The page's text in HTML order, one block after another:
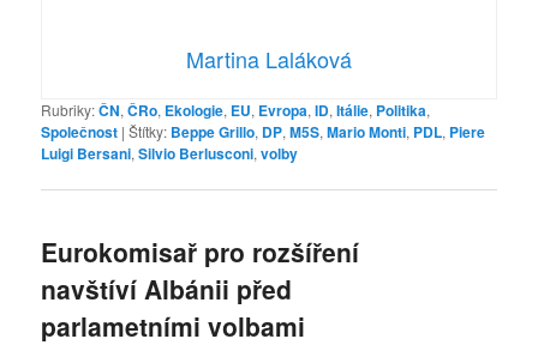
Martina Laláková
Rubriky:ČN,ČRo, Ekologie, EU, Evropa,ID,Itálie, Politika,
Společnost |Štítky: Beppe Grillo, DP,M5S,Mario Monti, PDL, Piere
Luigi Bersani,Silvio Berlusconi,volby
Eurokomisař pro rozšíření
navštíví Albánii před
parlametními volbami